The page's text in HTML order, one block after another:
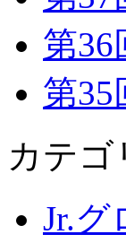
第36
第35
カテゴ
Jr.グ